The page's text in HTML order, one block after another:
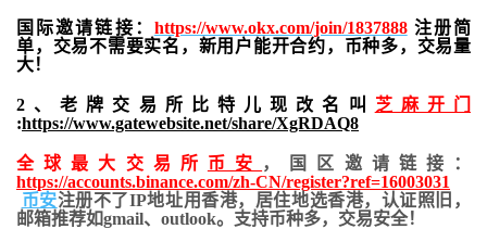
国际邀请链接： https://www.okx.com/join/1837888注册简
单，交易不需要实名，新用户能开合约， 币种多，交易量
大！
2、老牌交易所比特儿现改名叫 芝麻开门
:https://www.gatewebsite.net/share/XgRDAQ8
全球最大交易所 币安
，国区邀请链接：
https://accounts.binance.com/zh-CN/register?ref=16003031
币安注册不了IP地址用香港，居住地选香港，认证照旧，
邮箱推荐如gmail、outlook。支持币种多，交易安全！